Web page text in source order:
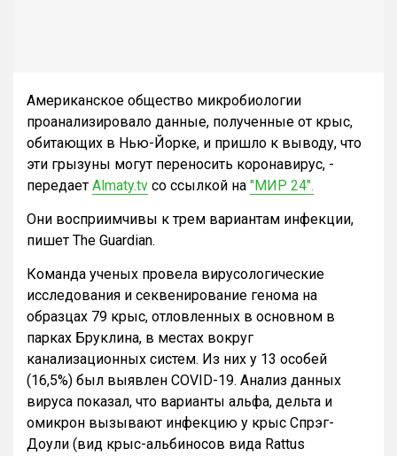
Американское общество микробиологии
проанализировало данные, полученные от крыс,
обитающих в Нью-Йорке, и пришло к выводу, что
эти грызуны могут переносить коронавирус, -
передает Almaty.tv со ссылкой на "МИР 24".
Они восприимчивы к трем вариантам инфекции,
пишет The Guardian.
Команда ученых провела вирусологические
исследования и секвенирование генома на
образцах 79 крыс, отловленных в основном в
парках Бруклина, в местах вокруг
канализационных систем. Из них у 13 особей
(16,5%) был выявлен COVID-19. Анализ данных
вируса показал, что варианты альфа, дельта и
омикрон вызывают инфекцию у крыс Спрэг-
Доули (вид крыс-альбиносов вида Rattus